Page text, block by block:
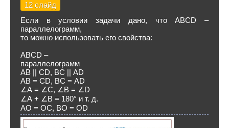
12 слайд
Если в условии задачи дано, что АВСD –
параллелограмм,
то можно использовать его свойства:
АВСD –
параллелограмм
АВ || CD, ВС || АD
АВ = CD, ВС = АD
∠А = ∠C, ∠В = ∠D
∠А + ∠В = 180° и т. д.
АО = ОC, ВО = ОD